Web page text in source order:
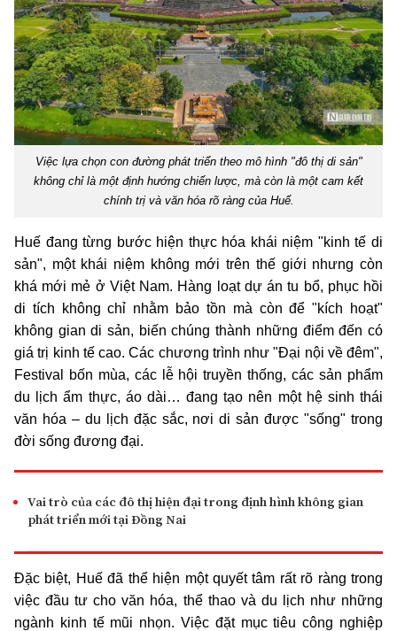
Việc lựa chọn con đường phát triển theo mô hình "đô thị di sản"
không chỉ là một định hướng chiến lược, mà còn là một cam kết
chính trị và văn hóa rõ ràng của Huế.
Huế đang từng bước hiện thực hóa khái niệm "kinh tế di
sản", một khái niệm không mới trên thế giới nhưng còn
khá mới mẻ ở Việt Nam. Hàng loạt dự án tu bổ, phục hồi
di tích không chỉ nhằm bảo tồn mà còn để "kích hoạt"
không gian di sản, biến chúng thành những điểm đến có
giá trị kinh tế cao. Các chương trình như "Đại nội về đêm",
Festival bốn mùa, các lễ hội truyền thống, các sản phẩm
du lịch ẩm thực, áo dài… đang tạo nên một hệ sinh thái
văn hóa – du lịch đặc sắc, nơi di sản được "sống" trong
đời sống đương đại.
Vai trò của các đô thị hiện đại trong định hình không gian
phát triển mới tại Đồng Nai
Đặc biệt, Huế đã thể hiện một quyết tâm rất rõ ràng trong
việc đầu tư cho văn hóa, thể thao và du lịch như những
ngành kinh tế mũi nhọn. Việc đặt mục tiêu công nghiệp